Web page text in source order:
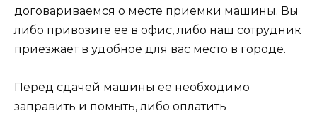
договариваемся о месте приемки машины. Вы
либо привозите ее в офис, либо наш сотрудник
приезжает в удобное для вас место в городе.
Перед сдачей машины ее необходимо
заправить и помыть, либо оплатить